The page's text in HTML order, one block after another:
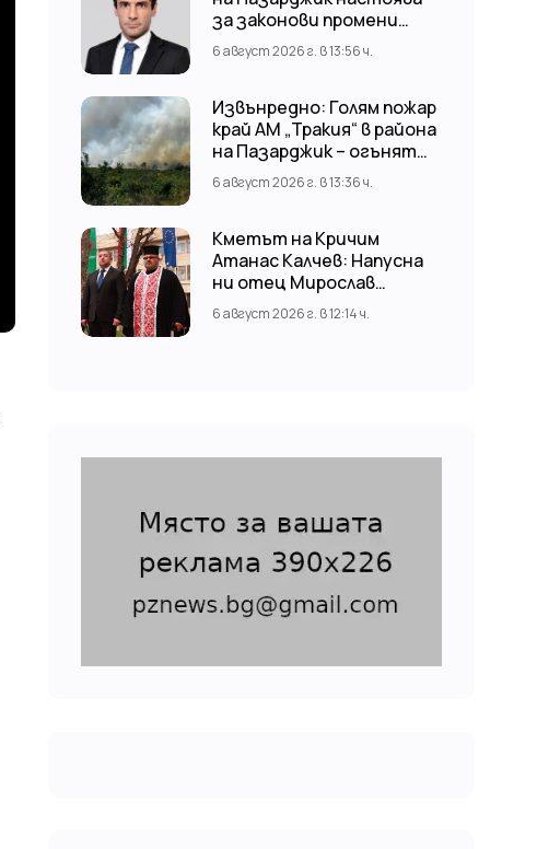
за законови промени
срещу риска от
наводнения
6 август 2026 г. в 13:56 ч.
Извънредно: Голям пожар
край АМ „Тракия“ в района
на Пазарджик – огънят
обхвана и лозови масиви
6 август 2026 г. в 13:36 ч.
Кметът на Кричим
Атанас Калчев: Напусна
ни отец Мирослав
Коларов
6 август 2026 г. в 12:14 ч.